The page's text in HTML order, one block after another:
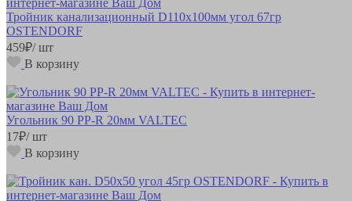
Тройник канализационный D110х100мм угол 67гр
OSTENDORF
459₽/ шт
В корзину
Угольник 90 РР-R 20мм VALTEC
17₽/ шт
В корзину